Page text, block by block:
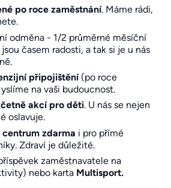
po roce zaměstnání. Máme rádi,
odměna - 1/2 průměrné měsíční
časem radosti, a tak si je u nás
připojištění (po roce
na vaši budoucnost.
akcí pro děti. U nás se nejen
oslavuje.
centrum zdarma i pro přímé
Zdraví je důležité.
zaměstnavatele na
nebo karta Multisport.